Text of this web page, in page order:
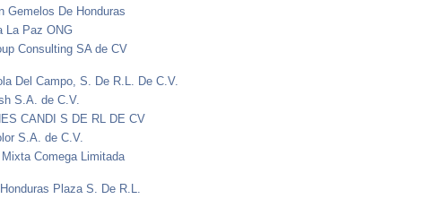
Gemelos De Honduras
La Paz ONG
Consulting SA de CV
Del Campo, S. De R.L. De C.V.
S.A. de C.V.
CANDI S DE RL DE CV
S.A. de C.V.
Comega Limitada
Plaza S. De R.L.